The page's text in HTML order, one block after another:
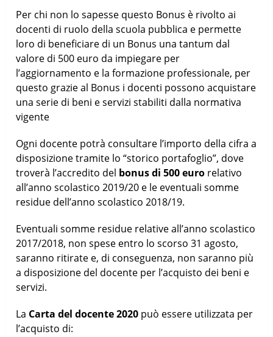
Per chi non lo sapesse questo Bonus è rivolto ai
docenti di ruolo della scuola pubblica e permette
loro di beneficiare di un Bonus una tantum dal
valore di 500 euro da impiegare per
l’aggiornamento e la formazione professionale, per
questo grazie al Bonus i docenti possono acquistare
una serie di beni e servizi stabiliti dalla normativa
vigente
Ogni docente potrà consultare l’importo della cifra a
disposizione tramite lo “storico portafoglio”, dove
troverà l’accredito del bonus di 500 euro relativo
all’anno scolastico 2019/20 e le eventuali somme
residue dell’anno scolastico 2018/19.
Eventuali somme residue relative all’anno scolastico
2017/2018, non spese entro lo scorso 31 agosto,
saranno ritirate e, di conseguenza, non saranno più
a disposizione del docente per l’acquisto dei beni e
servizi.
La Carta del docente 2020 può essere utilizzata per
l’acquisto di: